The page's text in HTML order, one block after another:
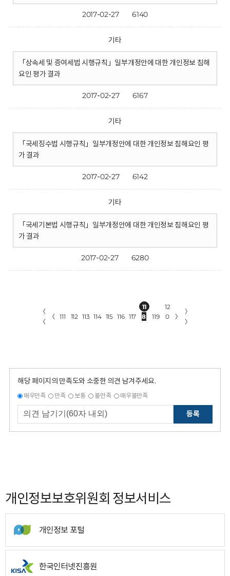
2017-02-27 6140
기타
「상속세 및 증여세법 시행규칙」일부개정안에 대한 개인정보 침해
요인 평가 결과
2017-02-27 6167
기타
「국세징수법 시행규칙」일부개정안에 대한 개인정보 침해요인 평
가 결과
2017-02-27 6142
기타
「국세기본법 시행규칙」일부개정안에 대한 개인정보 침해요인 평
가 결과
2017-02-27 6280
〈
〈
〈 111 112 113 114 115 116 117
11
8
119
12
0
〉
〉
〉
해당 페이지의 만족도와 소중한 의견 남겨주세요.
매우만족 만족 보통 불만족 매우불만족
등록
개인정보보호위원회 정보서비스
개인정보 포털
한국인터넷진흥원